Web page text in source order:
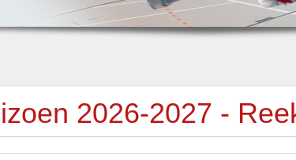
2026-2027 -